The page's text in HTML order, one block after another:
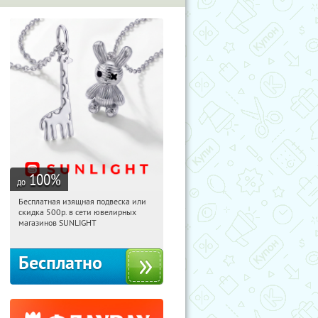
до 100%
18:30:24 Получили:
Россия
Бесплатная изящная подвеска или
скидка 500р. в сети ювелирных
магазинов SUNLIGHT
Бесплатно